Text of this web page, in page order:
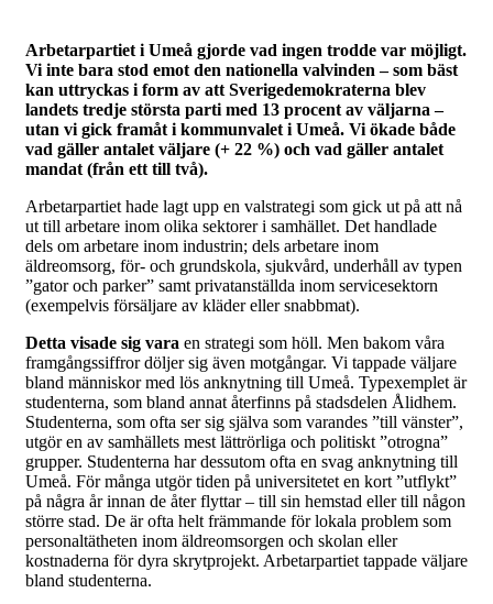
Arbetarpartiet i Umeå gjorde vad ingen trodde var möjligt.
Vi inte bara stod emot den nationella valvinden – som bäst
kan uttryckas i form av att Sverigedemokraterna blev
landets tredje största parti med 13 procent av väljarna –
utan vi gick framåt i kommunvalet i Umeå. Vi ökade både
vad gäller antalet väljare (+ 22 %) och vad gäller antalet
mandat (från ett till två).
Arbetarpartiet hade lagt upp en valstrategi som gick ut på att nå
ut till arbetare inom olika sektorer i samhället. Det handlade
dels om arbetare inom industrin; dels arbetare inom
äldreomsorg, för- och grundskola, sjukvård, underhåll av typen
”gator och parker” samt privatanställda inom servicesektorn
(exempelvis försäljare av kläder eller snabbmat).
Detta visade sig vara en strategi som höll. Men bakom våra
framgångssiffror döljer sig även motgångar. Vi tappade väljare
bland människor med lös anknytning till Umeå. Typexemplet är
studenterna, som bland annat återfinns på stadsdelen Ålidhem.
Studenterna, som ofta ser sig själva som varandes ”till vänster”,
utgör en av samhällets mest lättrörliga och politiskt ”otrogna”
grupper. Studenterna har dessutom ofta en svag anknytning till
Umeå. För många utgör tiden på universitetet en kort ”utflykt”
på några år innan de åter flyttar – till sin hemstad eller till någon
större stad. De är ofta helt främmande för lokala problem som
personaltätheten inom äldreomsorgen och skolan eller
kostnaderna för dyra skrytprojekt. Arbetarpartiet tappade väljare
bland studenterna.